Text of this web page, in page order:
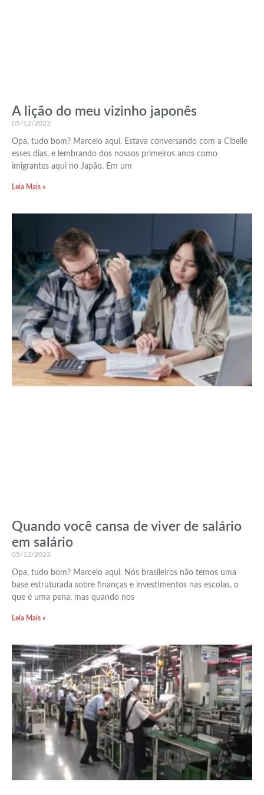
A lição do meu vizinho japonês
05/12/2023
Opa, tudo bom? Marcelo aqui. Estava conversando com a Cibelle
esses dias, e lembrando dos nossos primeiros anos como
imigrantes aqui no Japão. Em um
Leia Mais »
Quando você cansa de viver de salário
em salário
05/12/2023
Opa, tudo bom? Marcelo aqui. Nós brasileiros não temos uma
base estruturada sobre finanças e investimentos nas escolas, o
que é uma pena, mas quando nos
Leia Mais »